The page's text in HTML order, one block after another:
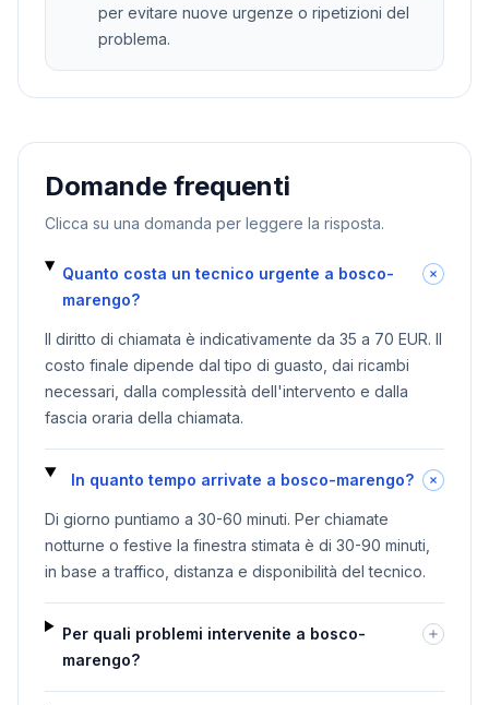
per evitare nuove urgenze o ripetizioni del
problema.
Domande frequenti
Clicca su una domanda per leggere la risposta.
Quanto costa un tecnico urgente a bosco-
marengo?
Il diritto di chiamata è indicativamente da 35 a 70 EUR. Il
costo finale dipende dal tipo di guasto, dai ricambi
necessari, dalla complessità dell'intervento e dalla
fascia oraria della chiamata.
In quanto tempo arrivate a bosco-marengo?
Di giorno puntiamo a 30-60 minuti. Per chiamate
notturne o festive la finestra stimata è di 30-90 minuti,
in base a traffico, distanza e disponibilità del tecnico.
Per quali problemi intervenite a bosco-
marengo?